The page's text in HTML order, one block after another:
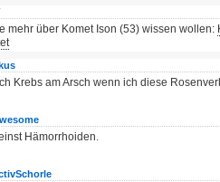
mehr über Komet Ison (53) wissen wollen:
Krebs am Arsch wenn ich diese
Hämorrhoiden.